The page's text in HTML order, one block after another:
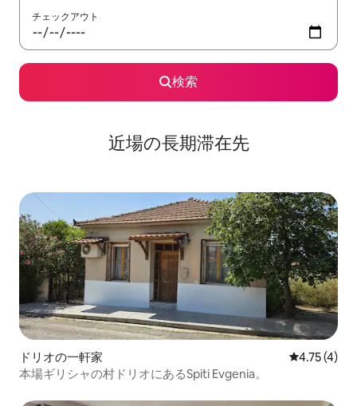
チェックアウト
検索
近場の長期滞在先
ドリオの一軒家 レビュー4
4.75 (4)
本場ギリシャの村ドリオにあるSpiti Evgenia。